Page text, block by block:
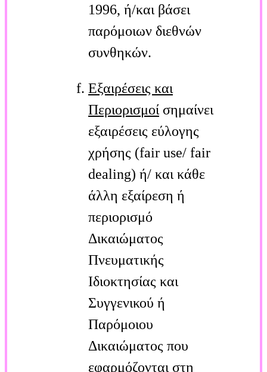
1996, ή/και βάσει
παρόμοιων διεθνών
συνθηκών.
Εξαιρέσεις και
Περιορισμοίσημαίνει
εξαιρέσεις εύλογης
χρήσης (fair use/ fair
dealing) ή/ και κάθε
άλλη εξαίρεση ή
περιορισμό
Δικαιώματος
Πνευματικής
Ιδιοκτησίας και
Συγγενικού ή
Παρόμοιου
Δικαιώματος που
εφαρμόζονται στη